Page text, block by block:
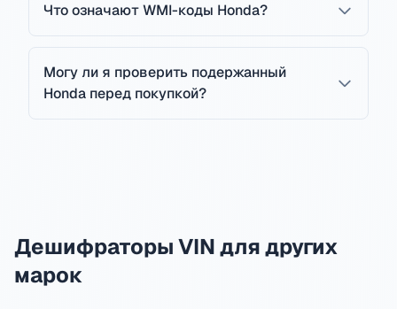
Что означают WMI-коды Honda?
Могу ли я проверить подержанный
Honda перед покупкой?
Дешифраторы VIN для других
марок